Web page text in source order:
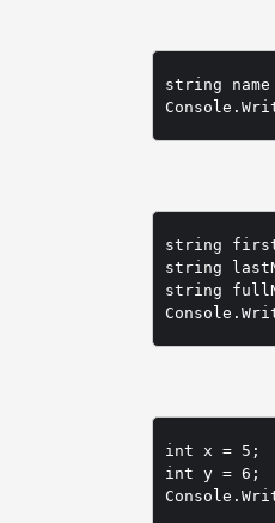
string
string
string
string
int x = 5;
int y = 6;